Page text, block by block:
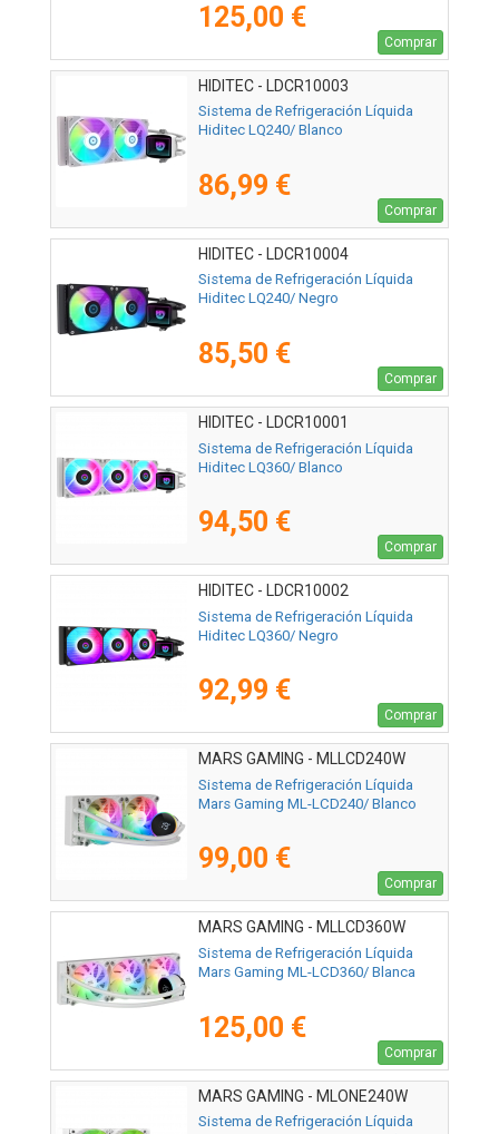
125,00 €
Comprar
HIDITEC - LDCR10003
Sistema de Refrigeración Líquida
Hiditec LQ240/ Blanco
86,99 €
Comprar
HIDITEC - LDCR10004
Sistema de Refrigeración Líquida
Hiditec LQ240/ Negro
85,50 €
Comprar
HIDITEC - LDCR10001
Sistema de Refrigeración Líquida
Hiditec LQ360/ Blanco
94,50 €
Comprar
HIDITEC - LDCR10002
Sistema de Refrigeración Líquida
Hiditec LQ360/ Negro
92,99 €
Comprar
MARS GAMING - MLLCD240W
Sistema de Refrigeración Líquida
Mars Gaming ML-LCD240/ Blanco
99,00 €
Comprar
MARS GAMING - MLLCD360W
Sistema de Refrigeración Líquida
Mars Gaming ML-LCD360/ Blanca
125,00 €
Comprar
MARS GAMING - MLONE240W
Sistema de Refrigeración Líquida